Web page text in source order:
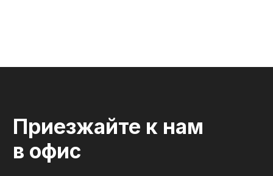
Политика конфиденциальности